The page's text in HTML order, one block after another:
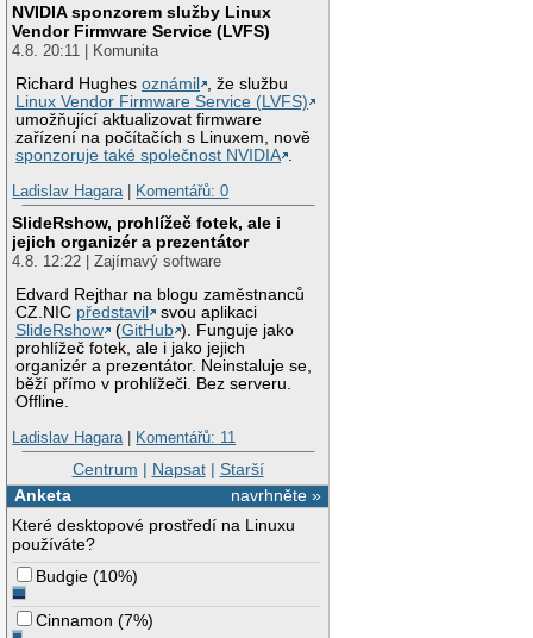
NVIDIA sponzorem služby Linux
Vendor Firmware Service (LVFS)
4.8. 20:11 | Komunita
Richard Hughesoznámil
, že službu
Linux Vendor Firmware Service (LVFS)
umožňující aktualizovat firmware
zařízení na počítačích s Linuxem, nově
sponzoruje také společnost NVIDIA .
Ladislav Hagara| Komentářů: 0
SlideRshow, prohlížeč fotek, ale i
jejich organizér a prezentátor
4.8. 12:22 | Zajímavý software
Edvard Rejthar na blogu zaměstnanců
CZ.NIC představil
svou aplikaci
SlideRshow
(GitHub ). Funguje jako
prohlížeč fotek, ale i jako jejich
organizér a prezentátor. Neinstaluje se,
běží přímo v prohlížeči. Bez serveru.
Offline.
Ladislav Hagara| Komentářů: 11
Centrum | Napsat| Starší
navrhněte »
Anketa
Které desktopové prostředí na Linuxu
používáte?
Budgie (10%)
Cinnamon (7%)